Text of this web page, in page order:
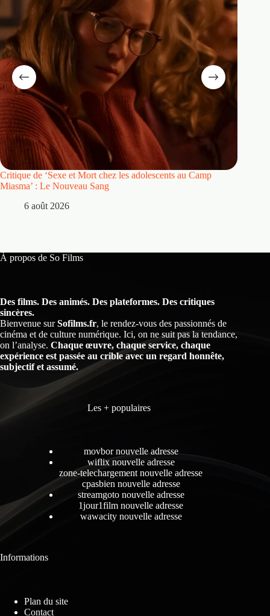
Critique de ‘Sexe et Mort chez les adolescents au Camp
Miasma’ : Le Nouveau Sang
6 août 2026
À propos de So Films
Des films. Des animés. Des plateformes. Des critiques
sincères.
Bienvenue surSofilms.fr, le rendez-vous des passionnés de
cinéma et de culture numérique. Ici, on ne suit pas la tendance,
on l’analyse. Chaque œuvre, chaque service, chaque
expérience est passée au crible avec un regard honnête,
subjectif et assumé.
Les + populaires
movbor nouvelle adresse
wiflix nouvelle adresse
zone-telechargement nouvelle adresse
cpasbien nouvelle adresse
streamgoto nouvelle adresse
1jour1film nouvelle adresse
wawacity nouvelle adresse
Informations
Plan du site
Contact